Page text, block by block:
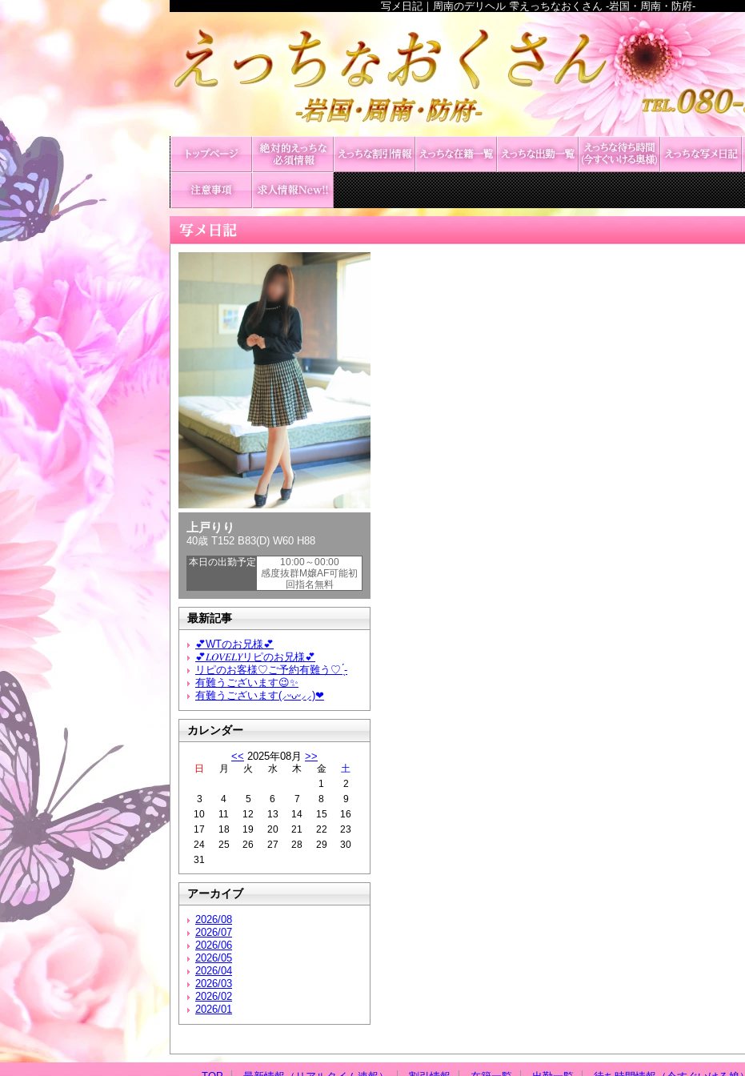
写メ日記｜周南のデリヘル 雫えっちなおくさん -岩国・周南・防府-
上戸りり
40歳 T152 B83(D) W60 H88
本日の出勤予定
10:00～00:00
感度抜群M嬢AF可能初
回指名無料
最新記事
💕WTのお兄様💕
💕𝐿𝑂𝑉𝐸𝐿𝑌リピのお兄様💕
リピのお客様♡ご予約有難う♡ ̖́-
有難うございます😉✨
有難うございます(⸝ᵕᴗᵕ⸝⸝)❤︎
カレンダー
<< 2025年08月 >>
日 月 火 水 木 金
土
1
2
3
4 5 6 7 8
9
10
11 12 13 14 15
16
17
18 19 20 21 22
23
24
25 26 27 28 29
30
31
アーカイブ
2026/08
2026/07
2026/06
2026/05
2026/04
2026/03
2026/02
2026/01